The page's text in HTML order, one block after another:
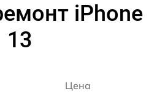
iPhone
13
Цена